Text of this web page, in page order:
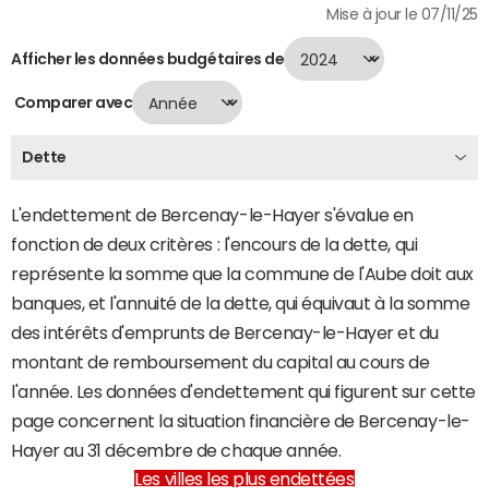
Mise à jour le 07/11/25
Afficher les données budgétaires de
Comparer avec
Dette
L'endettement de Bercenay-le-Hayer s'évalue en
fonction de deux critères : l'encours de la dette, qui
représente la somme que la commune de l'Aube doit aux
banques, et l'annuité de la dette, qui équivaut à la somme
des intérêts d'emprunts de Bercenay-le-Hayer et du
montant de remboursement du capital au cours de
l'année. Les données d'endettement qui figurent sur cette
page concernent la situation financière de Bercenay-le-
Hayer au 31 décembre de chaque année.
Les villes les plus endettées